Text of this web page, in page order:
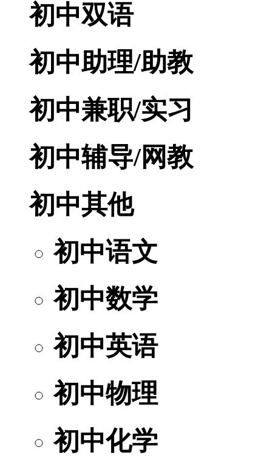
初中双语
初中助理/助教
初中兼职/实习
初中辅导/网教
初中其他
初中语文
初中数学
初中英语
初中物理
初中化学